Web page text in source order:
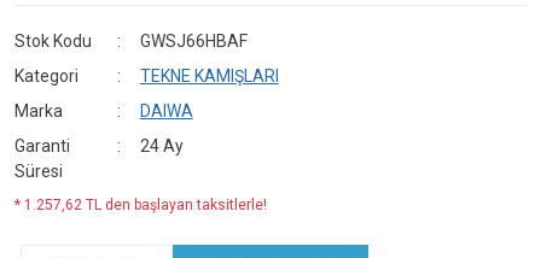
Stok Kodu
GWSJ66HBAF
Kategori
TEKNE KAMIŞLARI
Marka
DAIWA
Garanti
Süresi
24 Ay
* 1.257,62 TL den başlayan taksitlerle!